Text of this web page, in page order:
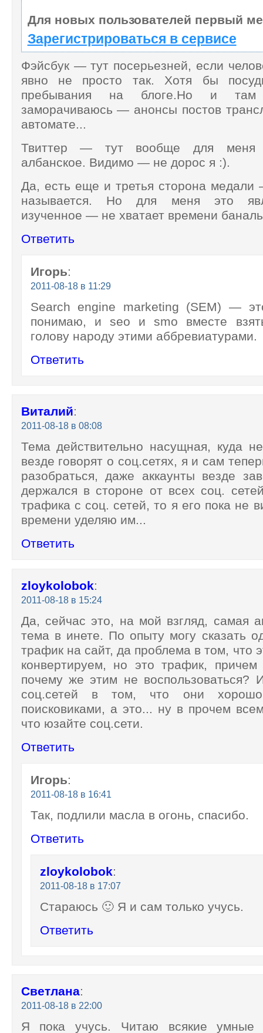
Для новых пользователей первый
Зарегистрироваться в сервисе
Фэйсбук — тут посерьезней, если
явно не просто так. Хотя бы
пребывания на блоге.Но и
заморачиваюсь — анонсы постов
автомате...
Твиттер — тут вообще для меня
албанское. Видимо — не дорос я :).
Да, есть еще и третья сторона медали
называется. Но для меня это
изученное — не хватает времени
Ответить
Игорь:
2011-08-18 в 11:29
Search engine marketing (SEM) —
понимаю, и seo и smo вместе
голову народу этими аббревиатурами.
Ответить
Виталий:
2011-08-18 в 08:08
Тема действительно насущная, куда
везде говорят о соц.сетях, я и сам
разобраться, даже аккаунты везде
держался в стороне от всех соц.
трафика с соц. сетей, то я его пока не
времени уделяю им...
Ответить
zloykolobok:
2011-08-18 в 15:24
Да, сейчас это, на мой взгляд, самая
тема в инете. По опыту могу сказать
трафик на сайт, да проблема в том, что
конвертируем, но это трафик, причем
почему же этим не
соц.сетей в том, что они хорошо
поисковиками, а это... ну в прочем
что юзайте соц.сети.
Ответить
Игорь:
2011-08-18 в 16:41
Так, подлили масла в огонь, спасибо.
Ответить
zloykolobok:
2011-08-18 в 17:07
Стараюсь 🙂 Я и сам только учусь.
Ответить
Светлана:
2011-08-18 в 22:00
Я пока учусь. Читаю всякие умные